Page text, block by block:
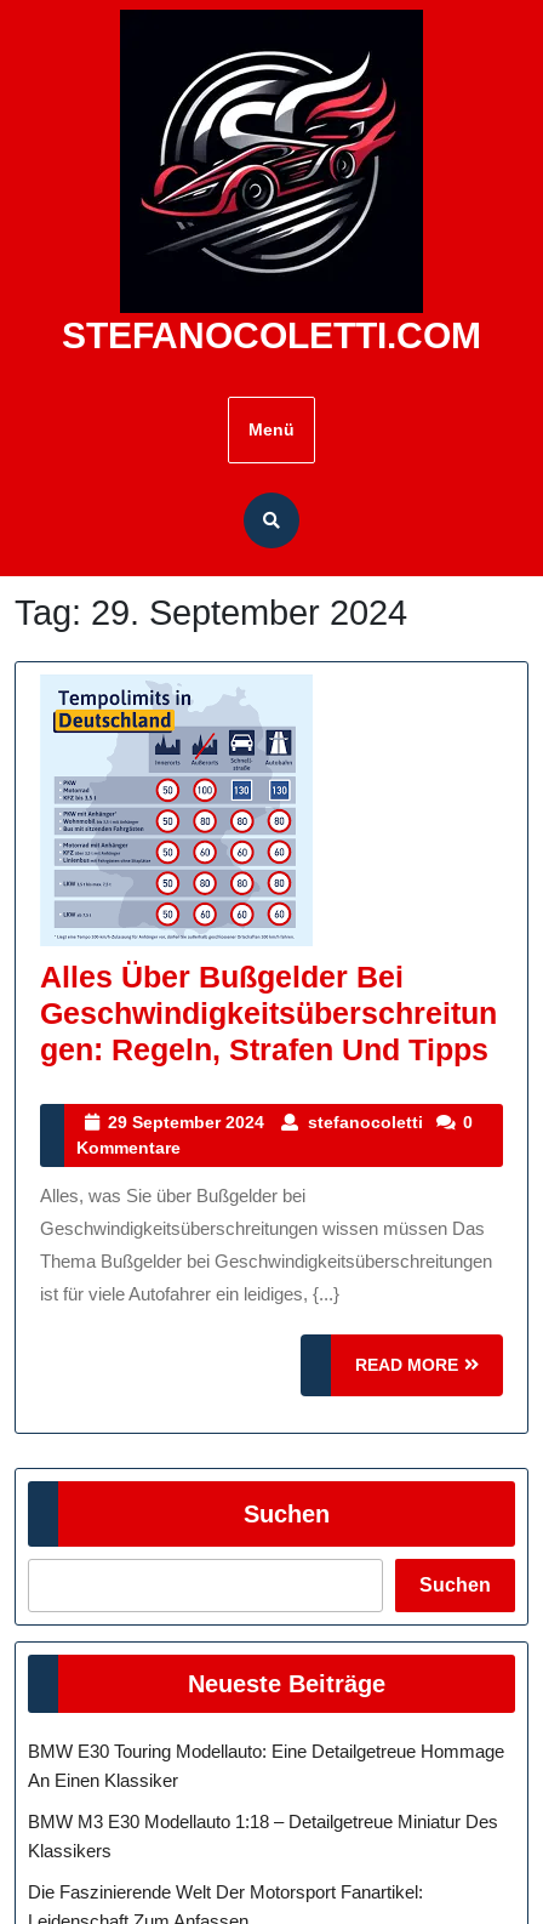
STEFANOCOLETTI.COM
Menü
Tag: 29. September 2024
Alles Über Bußgelder Bei
Geschwindigkeitsüberschreitun
Gen: Regeln, Strafen Und Tipps
Bei
29 September 2024
29
2024
stefanocoletti stefanocoletti
0
Kommentare
Alles, was Sie über Bußgelder bei
Geschwindigkeitsüberschreitungen wissen müssen Das
Thema Bußgelder bei Geschwindigkeitsüberschreitungen
ist für viele Autofahrer ein leidiges, {...}
READ MORE
READ
MORE
Suchen
Suchen
Neueste Beiträge
BMW E30 Touring Modellauto: Eine Detailgetreue Hommage
An Einen Klassiker
BMW M3 E30 Modellauto 1:18 – Detailgetreue Miniatur Des
Klassikers
Die Faszinierende Welt Der Motorsport Fanartikel: